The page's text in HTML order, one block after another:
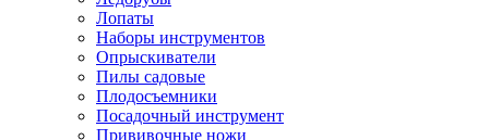
Лопаты
Наборы инструментов
Опрыскиватели
Пилы садовые
Плодосъемники
Посадочный инструмент
Прививочные ножи